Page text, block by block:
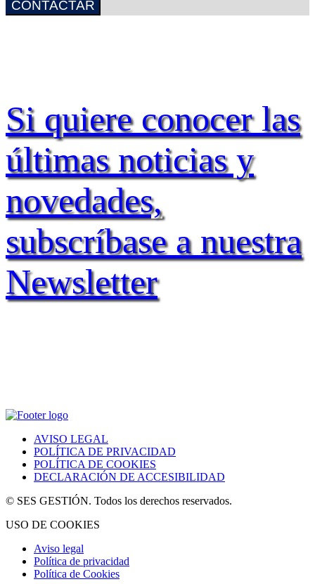
CONTACTAR
Si quiere conocer las
últimas noticias y
novedades,
subscríbase a nuestra
Newsletter
AVISO LEGAL
POLÍTICA DE PRIVACIDAD
POLÍTICA DE COOKIES
DECLARACIÓN DE ACCESIBILIDAD
© SES GESTIÓN. Todos los derechos reservados.
USO DE COOKIES
Aviso legal
Política de privacidad
Política de Cookies